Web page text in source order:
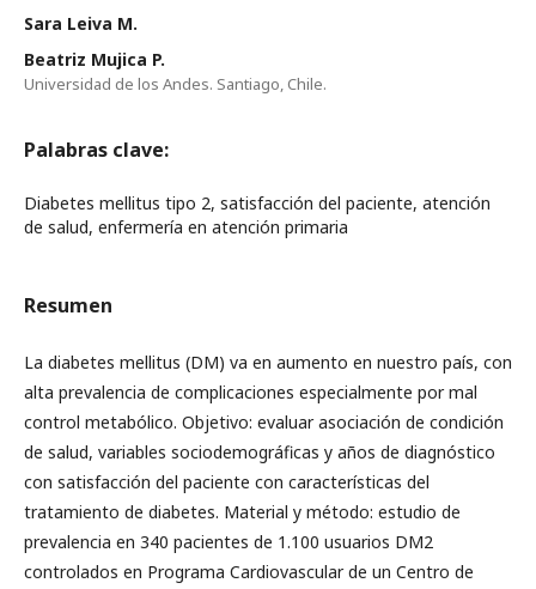
Sara Leiva M.
Beatriz Mujica P.
Universidad de los Andes. Santiago, Chile.
Palabras clave:
Diabetes mellitus tipo 2, satisfacción del paciente, atención
de salud, enfermería en atención primaria
Resumen
La diabetes mellitus (DM) va en aumento en nuestro país, con
alta prevalencia de complicaciones especialmente por mal
control metabólico. Objetivo: evaluar asociación de condición
de salud, variables sociodemográficas y años de diagnóstico
con satisfacción del paciente con características del
tratamiento de diabetes. Material y método: estudio de
prevalencia en 340 pacientes de 1.100 usuarios DM2
controlados en Programa Cardiovascular de un Centro de